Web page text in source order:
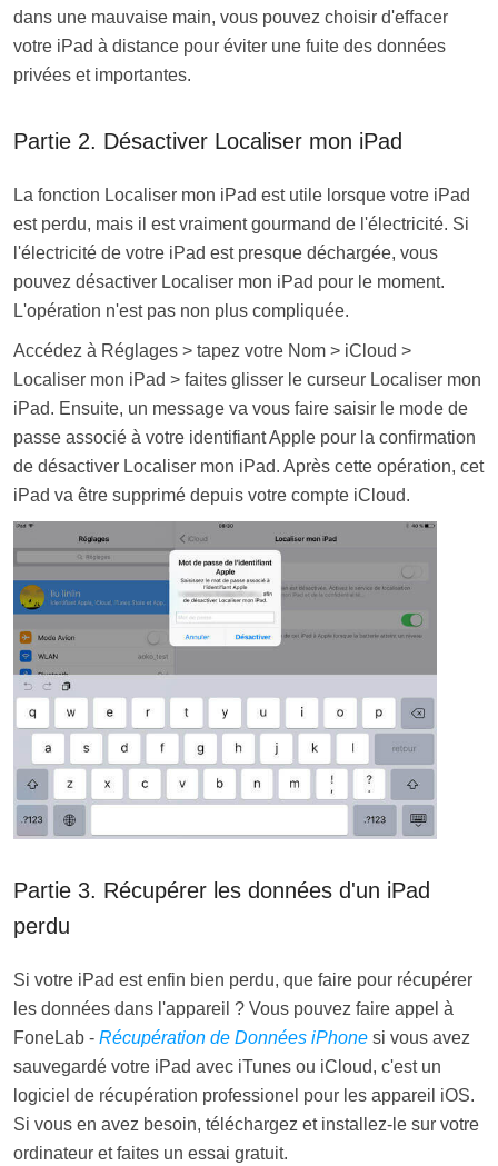
dans une mauvaise main, vous pouvez choisir d'effacer
votre iPad à distance pour éviter une fuite des données
privées et importantes.
Partie 2. Désactiver Localiser mon iPad
La fonction Localiser mon iPad est utile lorsque votre iPad
est perdu, mais il est vraiment gourmand de l'électricité. Si
l'électricité de votre iPad est presque déchargée, vous
pouvez désactiver Localiser mon iPad pour le moment.
L'opération n'est pas non plus compliquée.
Accédez à Réglages > tapez votre Nom > iCloud >
Localiser mon iPad > faites glisser le curseur Localiser mon
iPad. Ensuite, un message va vous faire saisir le mode de
passe associé à votre identifiant Apple pour la confirmation
de désactiver Localiser mon iPad. Après cette opération, cet
iPad va être supprimé depuis votre compte iCloud.
Partie 3. Récupérer les données d'un iPad
perdu
Si votre iPad est enfin bien perdu, que faire pour récupérer
les données dans l'appareil ? Vous pouvez faire appel à
FoneLab -Récupération de Données iPhone si vous avez
sauvegardé votre iPad avec iTunes ou iCloud, c'est un
logiciel de récupération professionel pour les appareil iOS.
Si vous en avez besoin, téléchargez et installez-le sur votre
ordinateur et faites un essai gratuit.